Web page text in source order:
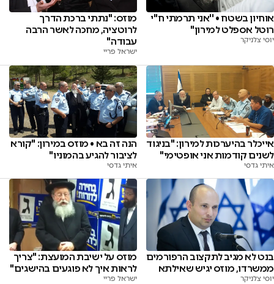
אוחיון בשטח • ''אני תרמתי ח''י
רוטל אספלט למירון''
יוסי צלניקר
מוזס: "נתתי ברכת הדרך
לרוטציה, מחכה לאשר הרבה
עבודה"
ישראל פריי
אייכלר בהיערכות למירון: "בניגוד
לשנים קודמות אני אופטימי"
איתי גדסי
הנה זה בא • מוזס במירון: "קורא
לציבור להגיע בהמוניו"
איתי גדסי
בנט לא מגיב לתקצוב הרפורמים
ממשרדו, מוזס יגיש שאילתא
יוסי צלניקר
מוזס על ישיבת המועצת: "צריך
לראות איך לא פוגעים בהישגים"
ישראל פריי